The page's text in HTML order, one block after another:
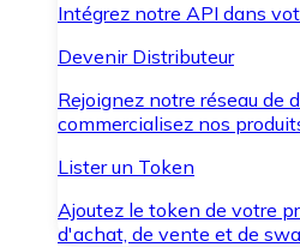
Intégrez notre API dans
Devenir Distributeur
Rejoignez notre réseau de
commercialisez nos
Lister un Token
Ajoutez le token de votre
d'achat, de vente et de